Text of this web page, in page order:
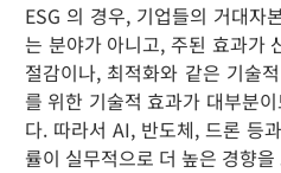
ESG 의 경우, 기업들의 거대자
는 분야가 아니고, 주된 효과가
절감이나, 최적화와 같은 기술
를 위한 기술적 효과가 대부분
다. 따라서 AI, 반도체, 드론 등
률이 실무적으로 더 높은 경향